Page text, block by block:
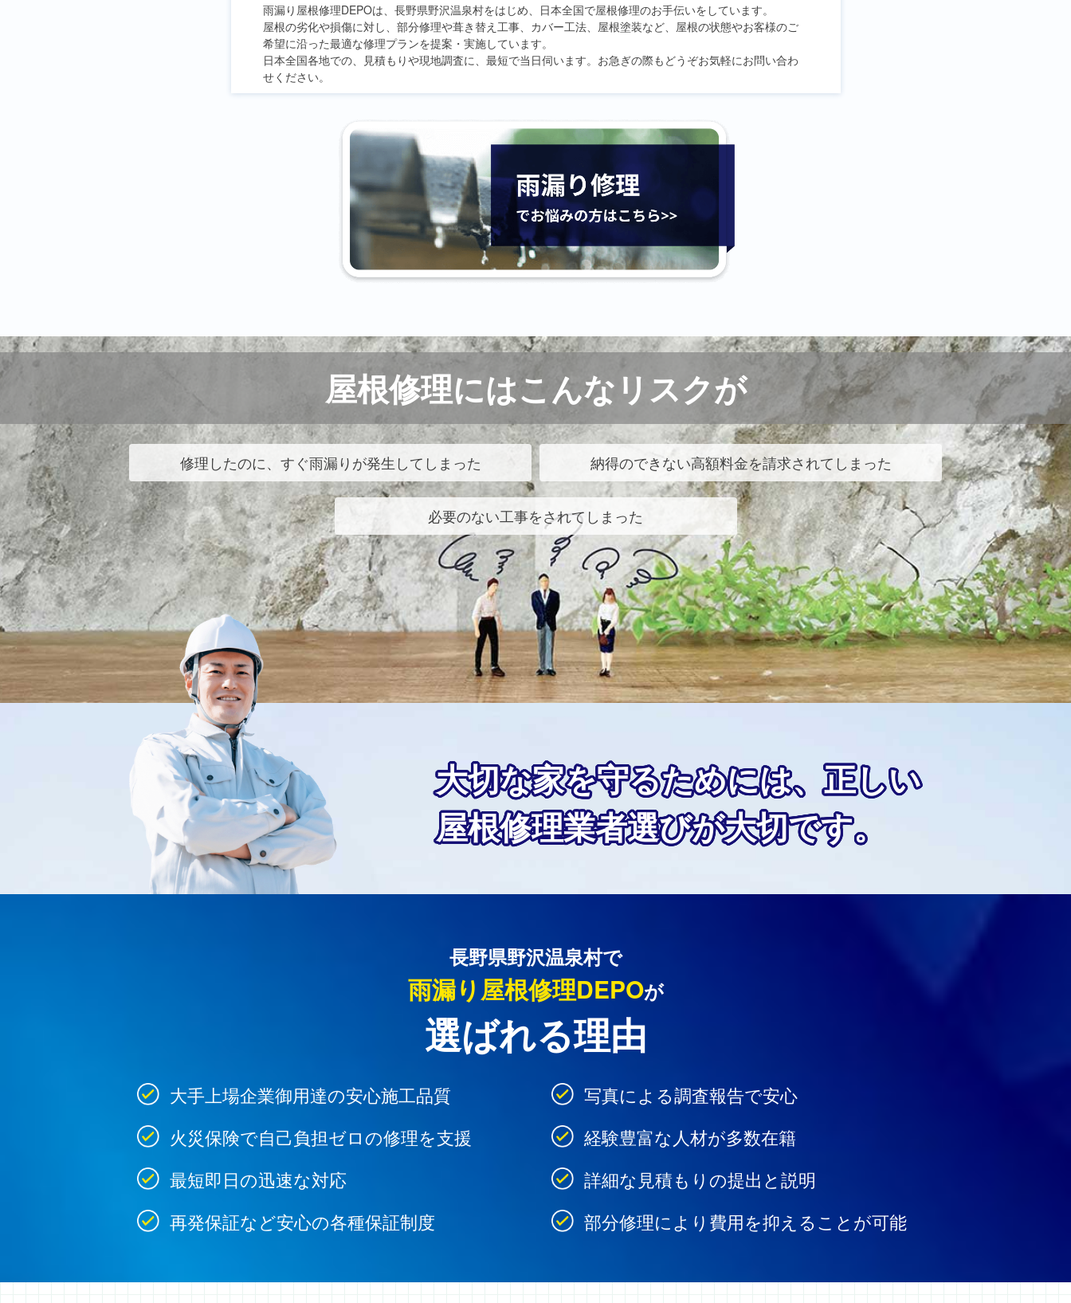
雨漏り屋根修理DEPOは、長野県野沢温泉村をはじめ、日本全国で屋根修理のお手伝いをしています。
屋根の劣化や損傷に対し、部分修理や葺き替え工事、カバー工法、屋根塗装など、屋根の状態やお客様のご
希望に沿った最適な修理プランを提案・実施しています。
日本全国各地での、見積もりや現地調査に、最短で当日伺います。お急ぎの際もどうぞお気軽にお問い合わ
せください。
屋根修理にはこんなリスクが
修理したのに、すぐ雨漏りが発生してしまった 納得のできない高額料金を請求されてしまった
必要のない工事をされてしまった
大切な家を守るためには、正しい
屋根修理業者選びが大切です。
長野県野沢温泉村で
雨漏り屋根修理DEPOが
選ばれる理由
大手上場企業御用達の安心施工品質
写真による調査報告で安心
火災保険で自己負担ゼロの修理を支援
経験豊富な人材が多数在籍
最短即日の迅速な対応
詳細な見積もりの提出と説明
再発保証など安心の各種保証制度
部分修理により費用を抑えることが可能